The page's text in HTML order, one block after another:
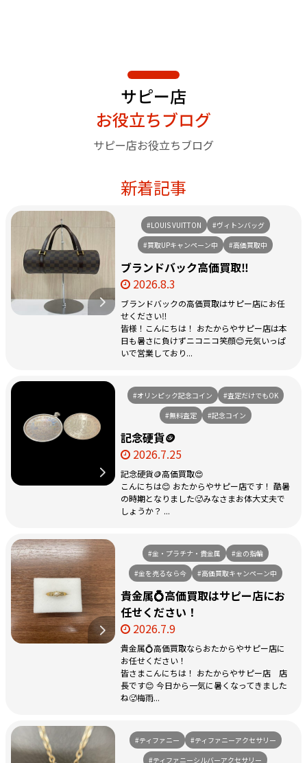
サピー店
お役立ちブログ
サピー店お役立ちブログ
新着記事
#LOUIS VUITTON
#ヴィトンバッグ
#買取UPキャンペーン中
#高価買取中
ブランドバック高価買取‼️
2026.8.3
ブランドバックの高価買取はサピー店にお任
せください‼️
皆様！こんにちは！ おたからやサピー店は本
日も暑さに負けずニコニコ笑顔😊元気いっぱ
いで営業しており...
#オリンピック記念コイン
#査定だけでもOK
#無料査定
#記念コイン
記念硬貨🪙
2026.7.25
記念硬貨🪙高価買取😍
こんにちは😊 おたからやサピー店です！ 酷暑
の時期となりました🥵みなさまお体大丈夫で
しょうか？ ...
#金・プラチナ・貴金属
#金の指輪
#金を売るなら今
#高価買取キャンペーン中
貴金属💍高価買取はサピー店にお
任せください！
2026.7.9
貴金属💍高価買取ならおたからやサピー店に
お任せください！
皆さまこんにちは！ おたからやサピー店 店
長です😊 今日から一気に暑くなってきました
ね🥵梅雨...
#ティファニー
#ティファニーアクセサリー
#ティファニーシルバーアクセサリー